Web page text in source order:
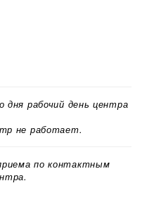
дня рабочий день центра
не работает.
по контактным